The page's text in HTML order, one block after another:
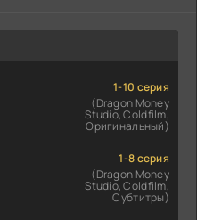
1-10 серия
(Dragon Money
Studio, Coldfilm,
Оригинальный)
1-8 серия
(Dragon Money
Studio, Coldfilm,
Субтитры)